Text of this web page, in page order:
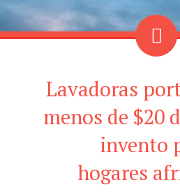
Lavadoras
menos de $20
invento
hogares